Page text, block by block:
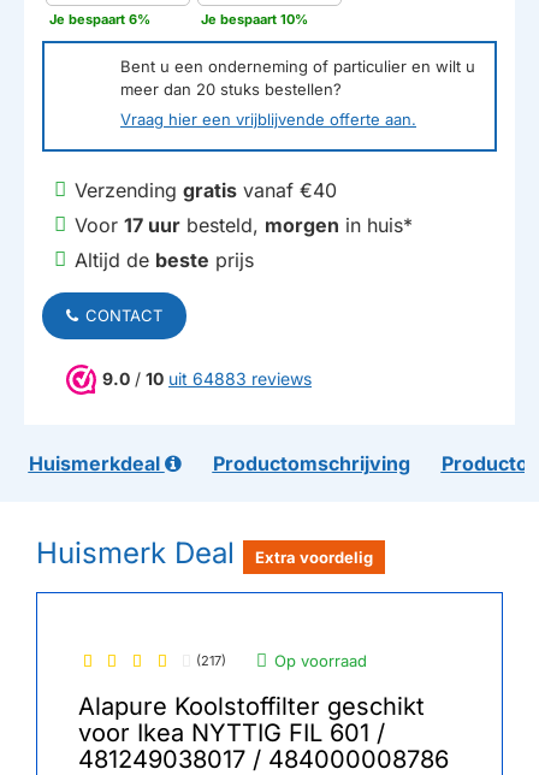
Je bespaart 6% Je bespaart 10%
Bent u een onderneming of particulier en wilt u
meer dan 20 stuks bestellen?
Vraag hier een vrijblijvende offerte aan.
Verzending gratis vanaf €40
Voor 17 uur besteld, morgen in huis*
Altijd de beste prijs
CONTACT
9.0 / 10 uit 64883 reviews
Huismerkdeal Productomschrijving
Huismerk Deal Extra voordelig
(217) Op voorraad
Alapure Koolstoffilter geschikt
voor Ikea NYTTIG FIL 601 /
481249038017 / 484000008786